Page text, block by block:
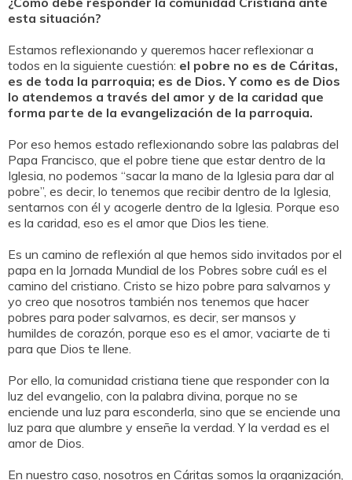
esta situación?
Estamos reflexionando y queremos hacer reflexionar a
todos en la siguiente cuestión: el pobre no es de Cáritas,
es de toda la parroquia; es de Dios. Y como es de Dios
lo atendemos a través del amor y de la caridad que
forma parte de la evangelización de la parroquia.
Por eso hemos estado reflexionando sobre las palabras del
Papa Francisco, que el pobre tiene que estar dentro de la
Iglesia, no podemos “sacar la mano de la Iglesia para dar al
pobre”, es decir, lo tenemos que recibir dentro de la Iglesia,
sentarnos con él y acogerle dentro de la Iglesia. Porque eso
es la caridad, eso es el amor que Dios les tiene.
Es un camino de reflexión al que hemos sido invitados por el
papa en la Jornada Mundial de los Pobres sobre cuál es el
camino del cristiano. Cristo se hizo pobre para salvarnos y
yo creo que nosotros también nos tenemos que hacer
pobres para poder salvarnos, es decir, ser mansos y
humildes de corazón, porque eso es el amor, vaciarte de ti
para que Dios te llene.
Por ello, la comunidad cristiana tiene que responder con la
luz del evangelio, con la palabra divina, porque no se
enciende una luz para esconderla, sino que se enciende una
luz para que alumbre y enseñe la verdad. Y la verdad es el
amor de Dios.
En nuestro caso, nosotros en Cáritas somos la organización,